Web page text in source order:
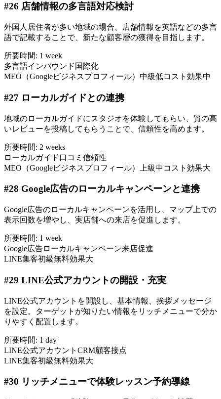
#26 店舗情報の多言語対応検討
外国人居住者が多い地域の場合、店舗情報を英語などの多言
語で記載することで、新たな顧客層の獲得を目指します。
所要時間: 1 week
多言語インバウンド 国際化
MEO（Googleビジネスプロフィール） 中級低コスト 効果中
#27 ローカルガイドとの連携
地域のローカルガイドにスタジオを体験してもらい、質の高
いレビューを投稿してもらうことで、信頼性を高めます。
所要時間: 2 weeks
ローカルガイド口コミ 信頼性
MEO（Googleビジネスプロフィール）
上級中コスト 効果大
#28 Google広告のローカルキャンペーンと連携
Google広告のローカルキャンペーンを活用し、マップ上での
表示回数を増やし、実店舗への来店を促進します。
所要時間: 1 week
Google広告ローカルキャンペーン来店促進
LINE集客初級無料効果大
#29 LINE公式アカウントの開設・充実
LINE公式アカウントを開設し、基本情報、挨拶メッセージ
を設定。ターゲットが知りたい情報をリッチメニューで分か
りやすく配置します。
所要時間: 1 day
LINE公式アカウント CRM顧客接点
LINE集客初級無料効果大
#30 リッチメニューで体験レッスン予約導線